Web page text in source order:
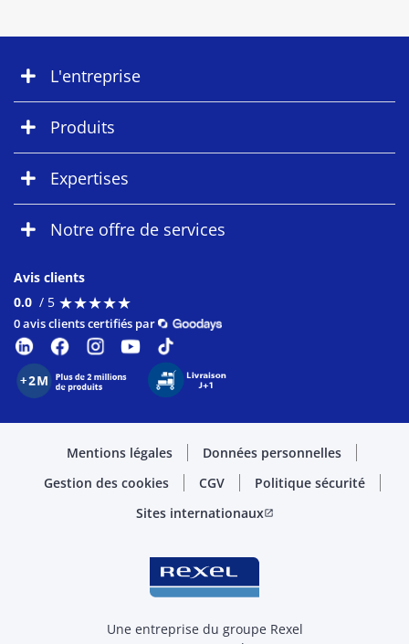
L'entreprise
Produits
Expertises
Notre offre de services
Avis clients
0.0 / 5 ★★★★★
★★★★★
0 avis clients certifiés par
Mentions légales
Données personnelles
Gestion des cookies
CGV
Politique sécurité
Sites internationauxopen_in_new
Une entreprise du groupe Rexel